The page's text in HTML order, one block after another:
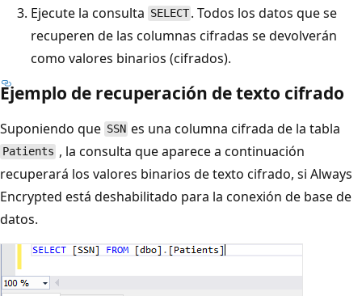
Ejecute la consulta SELECT . Todos los datos que se
recuperen de las columnas cifradas se devolverán
como valores binarios (cifrados).
Ejemplo de recuperación de texto cifrado
Suponiendo que SSN es una columna cifrada de la tabla
Patients , la consulta que aparece a continuación
recuperará los valores binarios de texto cifrado, si Always
Encrypted está deshabilitado para la conexión de base de
datos.